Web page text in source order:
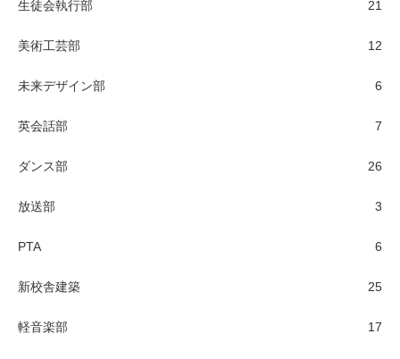
生徒会執行部 21
美術工芸部 12
未来デザイン部 6
英会話部 7
ダンス部 26
放送部 3
PTA 6
新校舎建築 25
軽音楽部 17